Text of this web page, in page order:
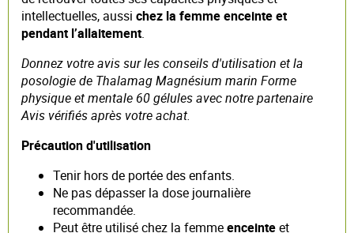
intellectuelles, aussi chez la femme enceinte et
pendant l’allaitement.
Donnez votre avis sur les conseils d'utilisation et la
posologie de Thalamag Magnésium marin Forme
physique et mentale 60 gélules avec notre partenaire
Avis vérifiés après votre achat.
Précaution d'utilisation
Tenir hors de portée des enfants.
Ne pas dépasser la dose journalière
recommandée.
Peut être utilisé chez la femmeenceinteet